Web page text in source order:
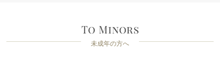
未成年の方へ